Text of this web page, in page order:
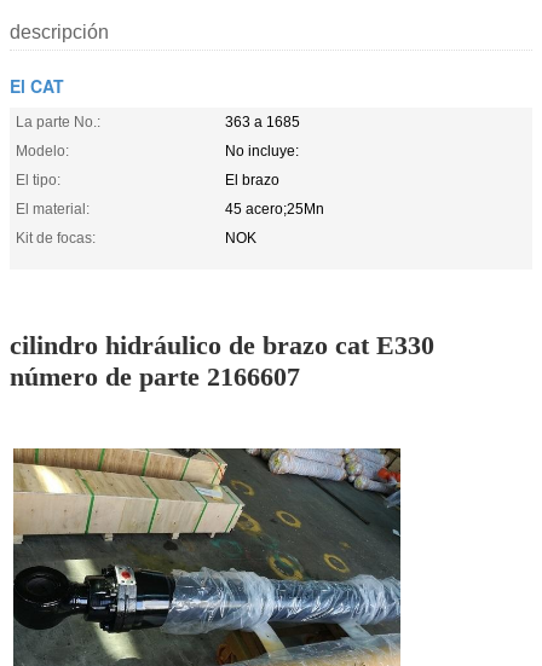
descripción
El CAT
La parte No.:
363 a 1685
Modelo:
No incluye:
El tipo:
El brazo
El material:
45 acero;25Mn
Kit de focas:
NOK
cilindro hidráulico de brazo cat E330
número de parte 2166607